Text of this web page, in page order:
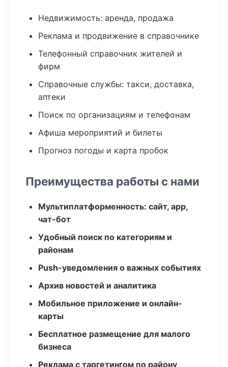
Недвижимость: аренда, продажа
Реклама и продвижение в справочнике
Телефонный справочник жителей и
фирм
Справочные службы: такси, доставка,
аптеки
Поиск по организациям и телефонам
Афиша мероприятий и билеты
Прогноз погоды и карта пробок
Преимущества работы с нами
Мультиплатформенность: сайт, app,
чат-бот
Удобный поиск по категориям и
районам
Push-уведомления о важных событиях
Архив новостей и аналитика
Мобильное приложение и онлайн-
карты
Бесплатное размещение для малого
бизнеса
Реклама с таргетингом по району